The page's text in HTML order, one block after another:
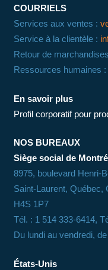
COURRIELS
Services aux ventes :
Service à la clientèle :
Retour de
Ressources humaines :
En savoir plus
Profil corporatif pour
NOS BUREAUX
Siège social de
8975, boulevard Henri-
Saint-Laurent, Québec,
H4S 1P7
Tél. : 1 514 333-6414,
Du lundi au vendredi,
États-Unis